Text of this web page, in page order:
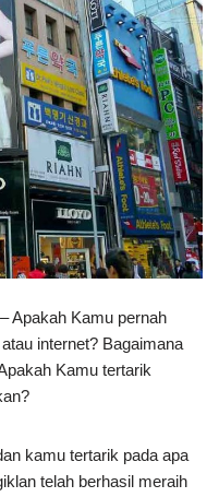
– Apakah Kamu pernah
internet? Bagaimana
Kamu tertarik
kamu tertarik pada apa
telah berhasil meraih